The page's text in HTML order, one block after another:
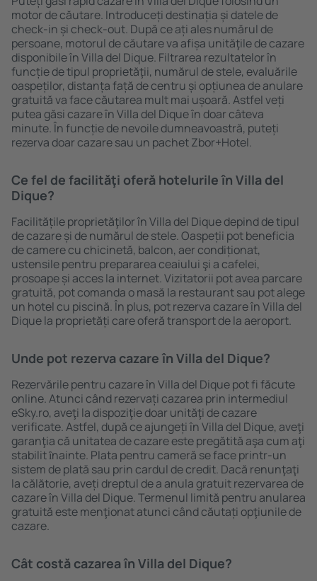
motor de căutare. Introduceți destinația și datele de
check-in și check-out. După ce ați ales numărul de
persoane, motorul de căutare va afișa unităţile de cazare
disponibile în Villa del Dique. Filtrarea rezultatelor în
funcție de tipul proprietăţii, numărul de stele, evaluările
oaspeților, distanța față de centru și opțiunea de anulare
gratuită va face căutarea mult mai ușoară. Astfel veți
putea găsi cazare în Villa del Dique în doar câteva
minute. În funcție de nevoile dumneavoastră, puteți
rezerva doar cazare sau un pachet Zbor+Hotel.
Ce fel de facilităţi oferă hotelurile în Villa del
Dique?
Facilitățile proprietăţilor în Villa del Dique depind de tipul
de cazare și de numărul de stele. Oaspeții pot beneficia
de camere cu chicinetă, balcon, aer condiționat,
ustensile pentru prepararea ceaiului şi a cafelei,
prosoape și acces la internet. Vizitatorii pot avea parcare
gratuită, pot comanda o masă la restaurant sau pot alege
un hotel cu piscină. În plus, pot rezerva cazare în Villa del
Dique la proprietăți care oferă transport de la aeroport.
Unde pot rezerva cazare în Villa del Dique?
Rezervările pentru cazare în Villa del Dique pot fi făcute
online. Atunci când rezervați cazarea prin intermediul
eSky.ro, aveţi la dispoziţie doar unităţi de cazare
verificate. Astfel, după ce ajungeți în Villa del Dique, aveţi
garanţia că unitatea de cazare este pregătită aşa cum aţi
stabilit ȋnainte. Plata pentru cameră se face printr-un
sistem de plată sau prin cardul de credit. Dacă renunţaţi
la călătorie, aveți dreptul de a anula gratuit rezervarea de
cazare în Villa del Dique. Termenul limită pentru anularea
gratuită este menţionat atunci când căutați opţiunile de
cazare.
Cât costă cazarea în Villa del Dique?